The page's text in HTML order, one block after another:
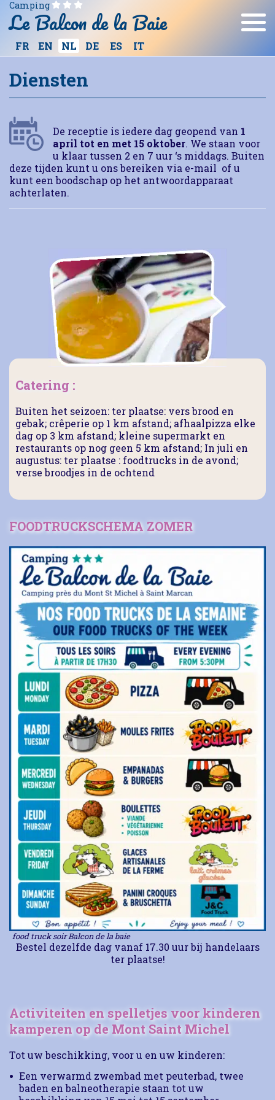
Camping
Le Balcon de la Baie
FR EN NL DE ES IT
Diensten
De receptie is iedere dag geopend van 1
april tot en met 15 oktober. We staan voor
u klaar tussen 2 en 7 uur ‘s middags. Buiten
deze tijden kunt u ons bereiken via e-mail of u
kunt een boodschap op het antwoordapparaat
achterlaten.
Catering :
Buiten het seizoen: ter plaatse: vers brood en
gebak; crêperie op 1 km afstand; afhaalpizza elke
dag op 3 km afstand; kleine supermarkt en
restaurants op nog geen 5 km afstand; In juli en
augustus: ter plaatse : foodtrucks in de avond;
verse broodjes in de ochtend
FOODTRUCKSCHEMA ZOMER
food truck soir Balcon de la baie
Bestel dezelfde dag vanaf 17.30 uur bij handelaars
ter plaatse!
Activiteiten en spelletjes voor kinderen
kamperen op de Mont Saint Michel
Tot uw beschikking, voor u en uw kinderen:
Een verwarmd zwembad met peuterbad, twee
baden en balneotherapie staan ​​tot uw